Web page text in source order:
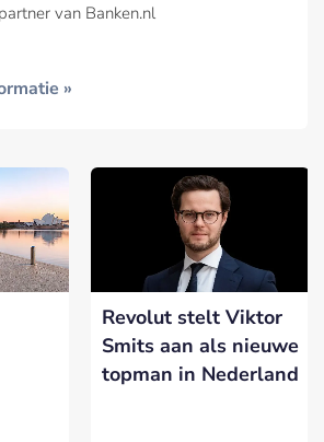
van Banken.nl
»
Revolut stelt Viktor
Smits aan als nieuwe
topman in Nederland